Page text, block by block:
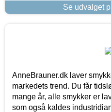
Se udvalget
AnneBrauner.dk laver
markedets trend. Du får
mange år, alle smykker er
som også kaldes